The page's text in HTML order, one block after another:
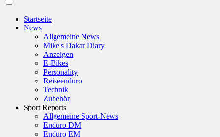
Startseite
News
Allgemeine News
Mike's Dakar Diary
Anzeigen
E-Bikes
Personality
Reiseenduro
Technik
Zubehör
Sport Reports
Allgemeine Sport-News
Enduro DM
Enduro EM